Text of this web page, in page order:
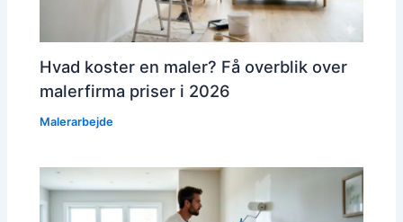
Hvad koster en maler? Få overblik over
malerfirma priser i 2026
Malerarbejde